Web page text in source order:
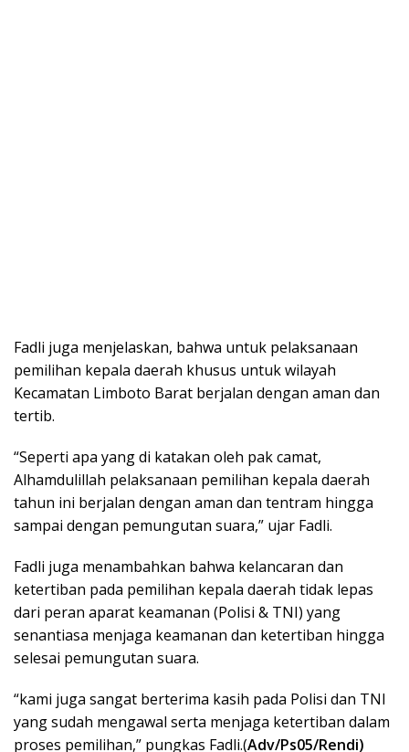
Fadli juga menjelaskan, bahwa untuk pelaksanaan
pemilihan kepala daerah khusus untuk wilayah
Kecamatan Limboto Barat berjalan dengan aman dan
tertib.
“Seperti apa yang di katakan oleh pak camat,
Alhamdulillah pelaksanaan pemilihan kepala daerah
tahun ini berjalan dengan aman dan tentram hingga
sampai dengan pemungutan suara,” ujar Fadli.
Fadli juga menambahkan bahwa kelancaran dan
ketertiban pada pemilihan kepala daerah tidak lepas
dari peran aparat keamanan (Polisi & TNI) yang
senantiasa menjaga keamanan dan ketertiban hingga
selesai pemungutan suara.
“kami juga sangat berterima kasih pada Polisi dan TNI
yang sudah mengawal serta menjaga ketertiban dalam
proses pemilihan,” pungkas Fadli.(Adv/Ps05/Rendi)